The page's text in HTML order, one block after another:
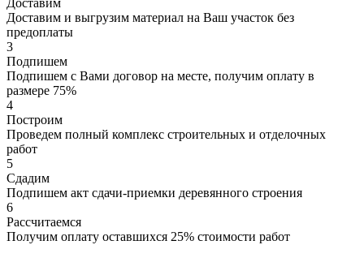
Доставим и выгрузим материал на Ваш участок без
предоплаты
3
Подпишем
Подпишем с Вами договор на месте, получим оплату в
размере 75%
4
Построим
Проведем полный комплекс строительных и отделочных
работ
5
Сдадим
Подпишем акт сдачи-приемки деревянного строения
6
Рассчитаемся
Получим оплату оставшихся 25% стоимости работ